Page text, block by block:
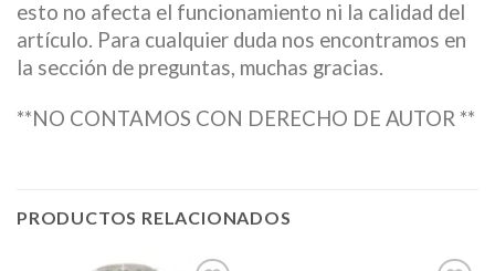
esto no afecta el funcionamiento ni la calidad del
artículo. Para cualquier duda nos encontramos en
la sección de preguntas, muchas gracias.
**NO CONTAMOS CON DERECHO DE AUTOR **
PRODUCTOS RELACIONADOS